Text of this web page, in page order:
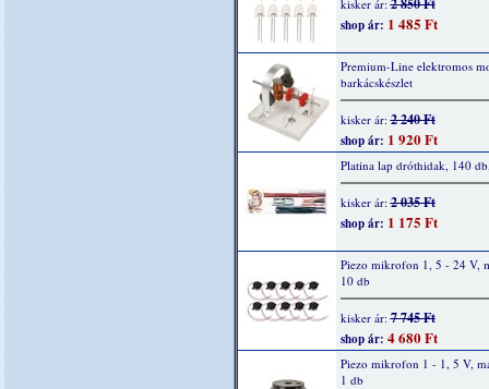
kisker ár:2 850 Ft
shop ár: 1 485 Ft
Premium-Line elektromos
barkácskészlet
kisker ár:2 240 Ft
shop ár: 1 920 Ft
Platina lap dróthidak, 140
kisker ár:2 035 Ft
shop ár: 1 175 Ft
Piezo mikrofon 1, 5 - 24 V,
10 db
kisker ár:7 745 Ft
shop ár: 4 680 Ft
Piezo mikrofon 1 - 1, 5 V,
1 db